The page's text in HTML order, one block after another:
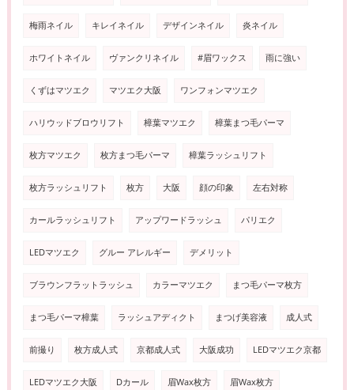
梅雨ネイル キレイネイル デザインネイル 炎ネイル
ホワイトネイル ヴァンクリネイル #眉ワックス 雨に強い
くずはマツエク マツエク大阪 ワンフォンマツエク
ハリウッドブロウリフト 樟葉マツエク 樟葉まつ毛パーマ
枚方マツエク 枚方まつ毛パーマ 樟葉ラッシュリフト
枚方ラッシュリフト 枚方 大阪 顔の印象 左右対称
カールラッシュリフト アップワードラッシュ パリエク
LEDマツエク グルー アレルギー デメリット
ブラウンフラットラッシュ カラーマツエク まつ毛パーマ枚方
まつ毛パーマ樟葉 ラッシュアディクト まつげ美容液 成人式
前撮り 枚方成人式 京都成人式 大阪成功 LEDマツエク京都
LEDマツエク大阪 Dカール 眉Wax枚方 眉Wax枚方